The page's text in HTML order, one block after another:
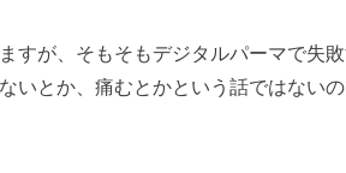
すが、そもそもデジタルパーマで失
いとか、痛むとかという話ではない